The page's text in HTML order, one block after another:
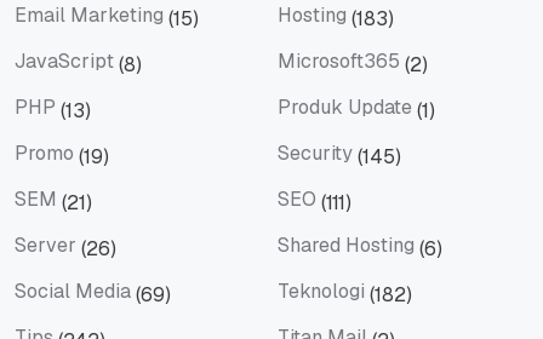
Email Marketing (15) Hosting (183)
JavaScript(8) Microsoft365 (2)
PHP (13) Produk Update (1)
Promo (19) Security(145)
SEM (21) SEO (111)
Server (26) Shared Hosting (6)
Social Media(69) Teknologi (182)